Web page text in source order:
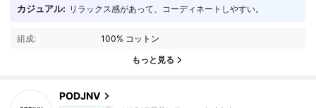
カジュアル: リラックス感があって、コーディネートしやすい。
組成: 100% コットン
もっと見る
PODJNV
4.55 3 フォロワー
4.55 3 フォロワー